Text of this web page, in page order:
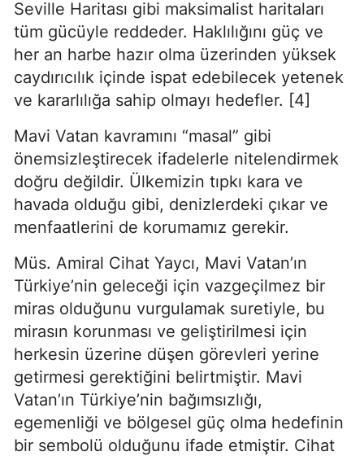
Seville Haritası gibi maksimalist haritaları
tüm gücüyle reddeder. Haklılığını güç ve
her an harbe hazır olma üzerinden yüksek
caydırıcılık içinde ispat edebilecek yetenek
ve kararlılığa sahip olmayı hedefler. [4]
Mavi Vatan kavramını “masal” gibi
önemsizleştirecek ifadelerle nitelendirmek
doğru değildir. Ülkemizin tıpkı kara ve
havada olduğu gibi, denizlerdeki çıkar ve
menfaatlerini de korumamız gerekir.
Müs. Amiral Cihat Yaycı, Mavi Vatan’ın
Türkiye’nin geleceği için vazgeçilmez bir
miras olduğunu vurgulamak suretiyle, bu
mirasın korunması ve geliştirilmesi için
herkesin üzerine düşen görevleri yerine
getirmesi gerektiğini belirtmiştir. Mavi
Vatan’ın Türkiye’nin bağımsızlığı,
egemenliği ve bölgesel güç olma hedefinin
bir sembolü olduğunu ifade etmiştir. Cihat